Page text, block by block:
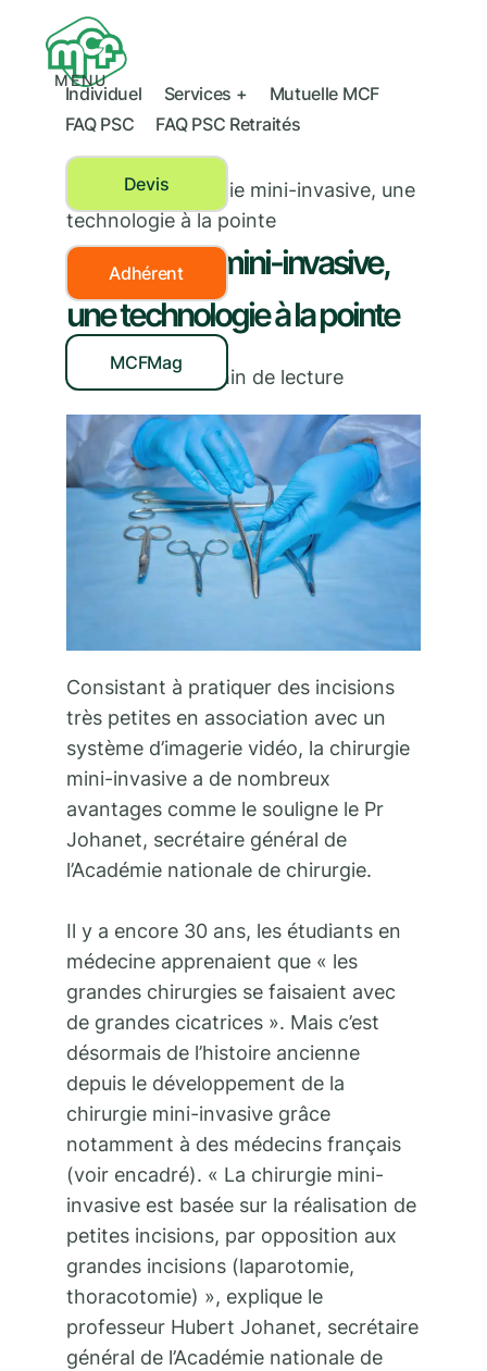
MENU
Individuel Services +
Mutuelle MCF
FAQ PSC
FAQ PSC Retraités
Devis
Adhérent
MCFMag
›La chirurgie mini-invasive, une
technologie à la pointe
La chirurgie mini-invasive,
une technologie à la pointe
12/09/2024 min de lecture
Consistant à pratiquer des incisions
très petites en association avec un
système d’imagerie vidéo, la chirurgie
mini-invasive a de nombreux
avantages comme le souligne le Pr
Johanet, secrétaire général de
l’Académie nationale de chirurgie.
Il y a encore 30 ans, les étudiants en
médecine apprenaient que « les
grandes chirurgies se faisaient avec
de grandes cicatrices ». Mais c’est
désormais de l’histoire ancienne
depuis le développement de la
chirurgie mini-invasive grâce
notamment à des médecins français
(voir encadré). « La chirurgie mini-
invasive est basée sur la réalisation de
petites incisions, par opposition aux
grandes incisions (laparotomie,
thoracotomie) », explique le
professeur Hubert Johanet, secrétaire
général de l’Académie nationale de